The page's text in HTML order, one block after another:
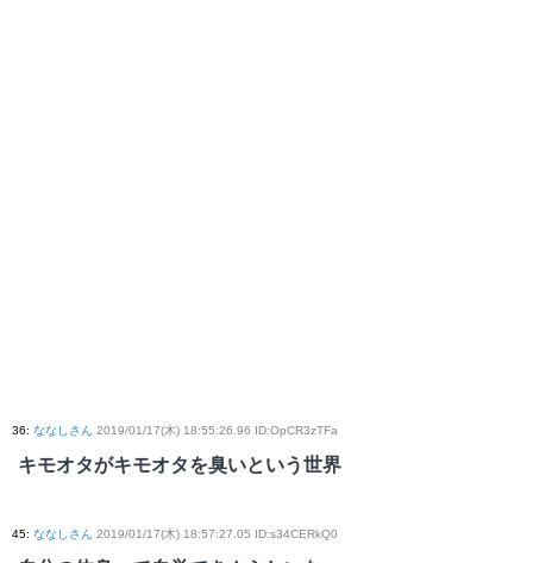
36: ななしさん 2019/01/17(木) 18:55:26.96 ID:OpCR3zTFa
キモオタがキモオタを臭いという世界
45: ななしさん 2019/01/17(木) 18:57:27.05 ID:s34CERkQ0